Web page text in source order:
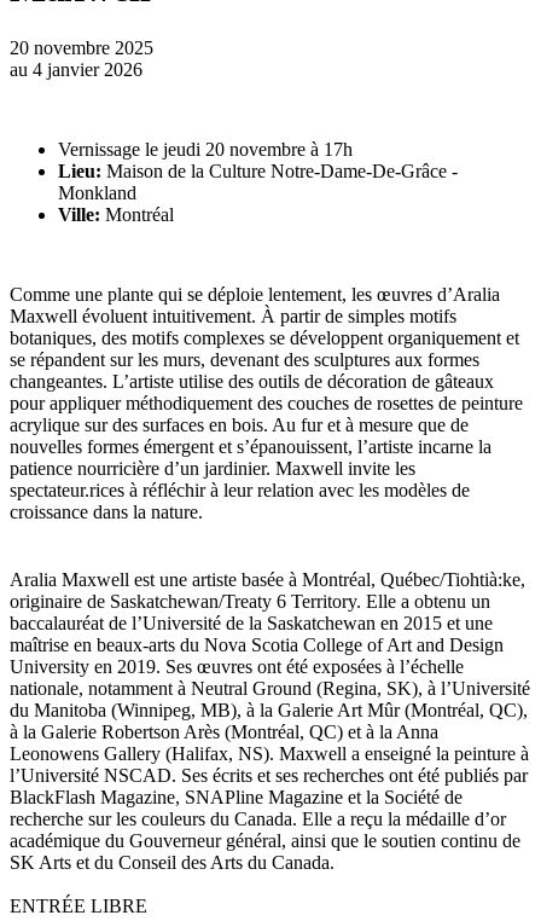
20 novembre 2025
au 4 janvier 2026
Vernissage le jeudi 20 novembre à 17h
Lieu: Maison de la Culture Notre-Dame-De-Grâce -
Monkland
Ville: Montréal
Comme une plante qui se déploie lentement, les œuvres d’Aralia
Maxwell évoluent intuitivement. À partir de simples motifs
botaniques, des motifs complexes se développent organiquement et
se répandent sur les murs, devenant des sculptures aux formes
changeantes. L’artiste utilise des outils de décoration de gâteaux
pour appliquer méthodiquement des couches de rosettes de peinture
acrylique sur des surfaces en bois. Au fur et à mesure que de
nouvelles formes émergent et s’épanouissent, l’artiste incarne la
patience nourricière d’un jardinier. Maxwell invite les
spectateur.rices à réfléchir à leur relation avec les modèles de
croissance dans la nature.
Aralia Maxwell est une artiste basée à Montréal, Québec/Tiohtià:ke,
originaire de Saskatchewan/Treaty 6 Territory. Elle a obtenu un
baccalauréat de l’Université de la Saskatchewan en 2015 et une
maîtrise en beaux-arts du Nova Scotia College of Art and Design
University en 2019. Ses œuvres ont été exposées à l’échelle
nationale, notamment à Neutral Ground (Regina, SK), à l’Université
du Manitoba (Winnipeg, MB), à la Galerie Art Mûr (Montréal, QC),
à la Galerie Robertson Arès (Montréal, QC) et à la Anna
Leonowens Gallery (Halifax, NS). Maxwell a enseigné la peinture à
l’Université NSCAD. Ses écrits et ses recherches ont été publiés par
BlackFlash Magazine, SNAPline Magazine et la Société de
recherche sur les couleurs du Canada. Elle a reçu la médaille d’or
académique du Gouverneur général, ainsi que le soutien continu de
SK Arts et du Conseil des Arts du Canada.
ENTRÉE LIBRE